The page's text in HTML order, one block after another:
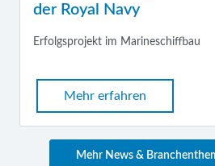
der Royal Navy
Erfolgsprojekt im Marineschiffbau
Mehr erfahren
Mehr News &